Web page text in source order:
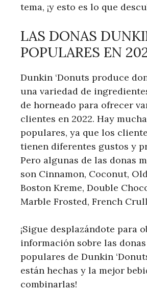
tema, ¡y esto es lo que
LAS DONAS
POPULARES EN
Dunkin ‘Donuts produce
una variedad de
de horneado para ofrecer
clientes en 2022. Hay
populares, ya que los
tienen diferentes gustos y
Pero algunas de las donas
son Cinnamon, Coconut,
Boston Kreme, Double
Marble Frosted, French
¡Sigue desplazándote para
información sobre las donas
populares de Dunkin
están hechas y la mejor
combinarlas!